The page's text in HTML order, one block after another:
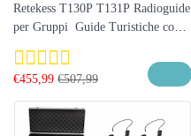
Retekess T130P T131P Radioguide
per Gruppi Guide Turistiche con
€455,99 €507,99